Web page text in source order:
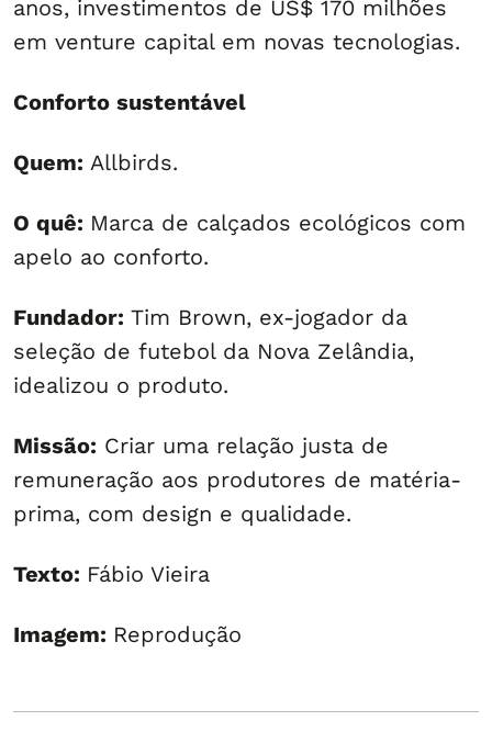
anos, investimentos de US$ 170 milhões
em venture capital em novas tecnologias.
Conforto sustentável
Quem: Allbirds.
O quê: Marca de calçados ecológicos com
apelo ao conforto.
Fundador: Tim Brown, ex-jogador da
seleção de futebol da Nova Zelândia,
idealizou o produto.
Missão: Criar uma relação justa de
remuneração aos produtores de matéria-
prima, com design e qualidade.
Texto: Fábio Vieira
Imagem: Reprodução